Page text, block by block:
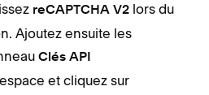
reCAPTCHA V2 lors du
Ajoutez ensuite les
Clés API
et cliquez sur